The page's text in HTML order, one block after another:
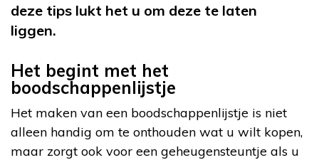
deze tips lukt het u om deze te laten
liggen.
Het begint met het
boodschappenlijstje
Het maken van een boodschappenlijstje is niet
alleen handig om te onthouden wat u wilt kopen,
maar zorgt ook voor een geheugensteuntje als u